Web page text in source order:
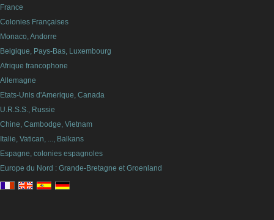
France
Colonies Françaises
Monaco, Andorre
Belgique, Pays-Bas, Luxembourg
Afrique francophone
Allemagne
Etats-Unis d'Amerique, Canada
U.R.S.S., Russie
Chine, Cambodge, Vietnam
Italie, Vatican, ..., Balkans
Espagne, colonies espagnoles
Europe du Nord : Grande-Bretagne et Groenland